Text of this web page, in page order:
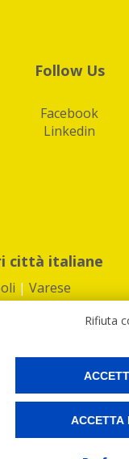
Follow Us
Facebook
Linkedin
città italiane
| Varese
|Preferenze Cookies
online e spedire i tuoi
Rifiuta
ACCETTA